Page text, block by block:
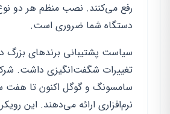
رفع می‌کنند. نصب منظم هر دو
دستگاه شما ضروری است.
تغییرات شگفت‌انگیزی داشت.
سامسونگ و گوگل اکنون تا هفت
نرم‌افزاری ارائه می‌دهند. این